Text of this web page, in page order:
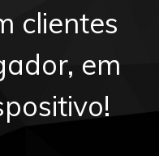
clientes
em